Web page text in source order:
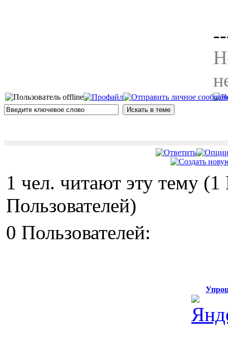
1 чел. читают эту тему
Пользователей)
0 Пользователей: